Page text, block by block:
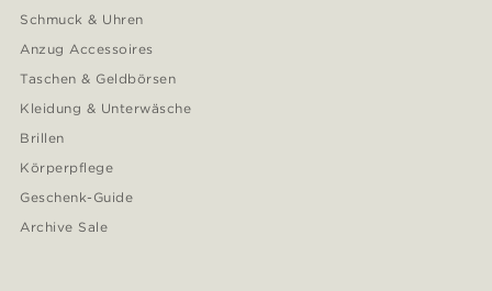
Schmuck & Uhren
Anzug Accessoires
Taschen & Geldbörsen
Kleidung & Unterwäsche
Brillen
Körperpflege
Geschenk-Guide
Archive Sale